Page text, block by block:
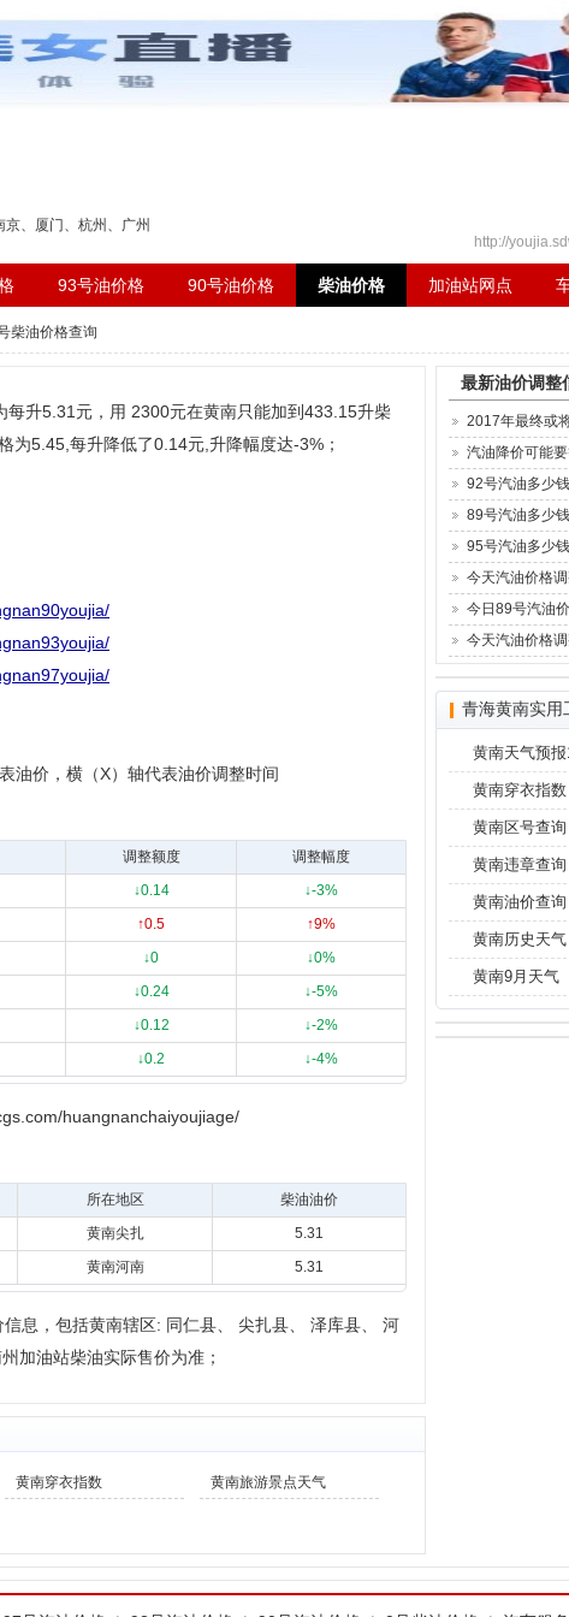
京、 厦门、 杭州 、 广州
http://
93号油价格 90号油价格 柴油价格 加油站网点
柴油价格查询
每升5.31元，用 2300元在黄南只能加到433.15升柴
为5.45,每升降低了0.14元,升降幅度达-3%；
油价，横（X）轴代表油价调整时间
调整额度
调整幅度
↓0.14
↓-3%
↑0.5
↑9%
↓0
↓0%
↓0.24
↓-5%
↓0.12
↓-2%
↓0.2 ↓-4%
huangnanchaiyoujiage/
所在地区
柴油油价
黄南尖扎
5.31
黄南河南 5.31
息，包括黄南辖区: 同仁县、 尖扎县、 泽库县、 河
加油站柴油实际售价为准；
黄南穿衣指数 黄南旅游景点天气
最新油价调整
2017年最终或
汽油降价可能
92号汽油多少
12月4日）
89号汽油多少
12月4日)
95号汽油多少
12月4日)
今天汽油价格
(2017年12月4
今日89号汽油
年11月29日)
今天汽油价格
青海黄南实用
黄南天气预报
黄南穿衣指数
黄南区号查询
黄南违章查询
黄南油价查询
黄南历史天气
黄南9月天气